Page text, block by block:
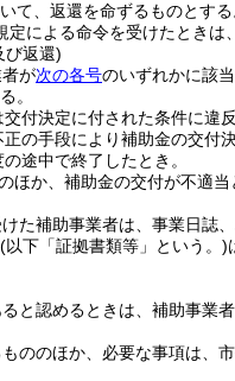
て、返還を命ずるものとする
定による命令を受けたときは
び返還)
が次の各号のいずれかに該
。
付決定に付された条件に違反
の手段により補助金の交付
途中で終了したとき。
ほか、補助金の交付が不適当
た補助事業者は、事業日誌
(以下「証拠書類等」という。)
と認めるときは、補助事業
ののほか、必要な事項は、市